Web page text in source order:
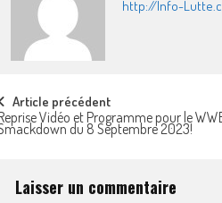
http://Info-
Article précédent
Vidéo et Programme pour le
du 8 Septembre 2023!
Laisser un commentaire